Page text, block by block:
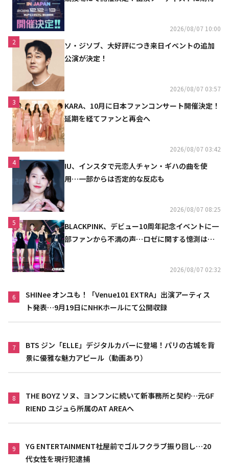
2026/08/07 10:00
2
ソ・ジソブ、大好評につき来日イベントの追加
公演が決定！
2026/08/07 03:57
3
KARA、10月に日本ファンコンサート開催決定！
延期を経てファンと再会へ
2026/08/07 03:42
4
IU、インスタで元恋人チャン・ギハの曲を使
用…一部からは否定的な反応も
2026/08/07 08:25
5
BLACKPINK、デビュー10周年記念イベントに一
部ファンから不満の声…ロゼに関する憶測は否
2026/08/07 02:32
6
SHINee オンユも！「Venue101 EXTRA」出演アーティス
ト発表…9月19日にNHKホールにて公開収録
7
BTS ジン「ELLE」デジタルカバーに登場！パリの古城を背
景に優雅な魅力アピール（動画あり）
8
THE BOYZ ソヌ、ヨンフンに続いて新事務所と契約…元GF
RIEND ユジュら所属のAT AREAへ
9
YG ENTERTAINMENT社屋前でゴルフクラブ振り回し…20
代女性を現行犯逮捕